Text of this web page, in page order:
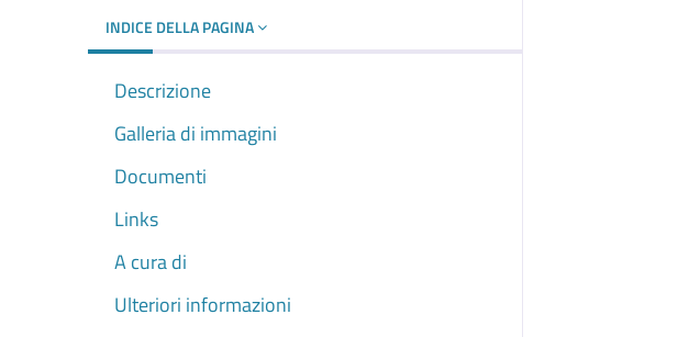
INDICE DELLA PAGINA
Descrizione
Galleria di immagini
Documenti
Links
A cura di
Ulteriori informazioni